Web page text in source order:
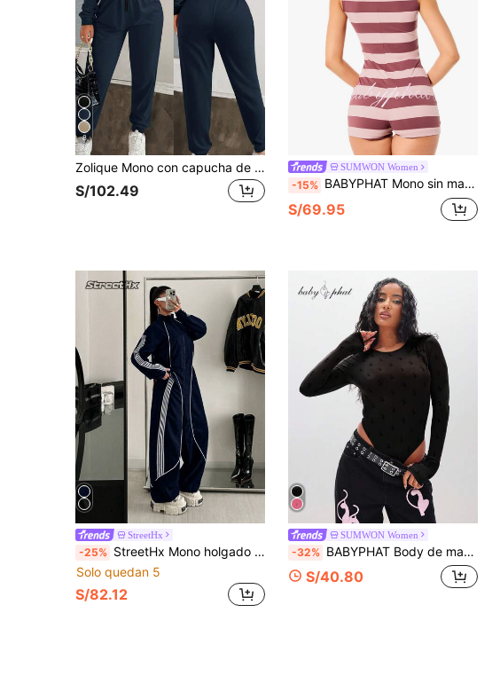
8
Zolique Mono con capucha de unicolor, cremallera y manga larga con cordón
S/102.49
SUMWON Women
-15% BABYPHAT Mono sin mangas con cuello polo a rayas, con cremallera frontal y detalle de logo para un estilo casual de verano
S/69.95
StreetHx
-25% StreetHx Mono holgado de manga larga con cremallera y bloques de color para mujer
Solo quedan 5
S/82.12
SUMWON Women
-32% BABYPHAT Body de manga larga con malla acolchada, escote redondo y abertura alta en la pierna, para usar en capas
S/40.80